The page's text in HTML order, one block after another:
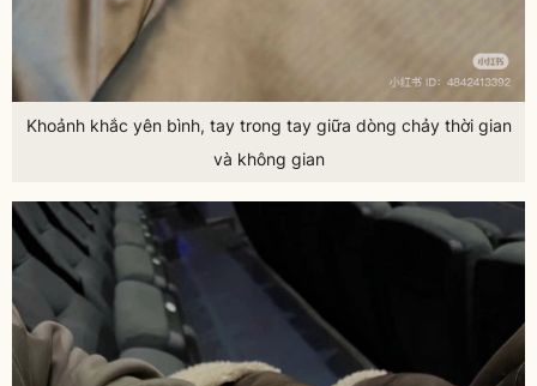
Khoảnh khắc yên bình, tay trong tay giữa dòng chảy thời gian
và không gian